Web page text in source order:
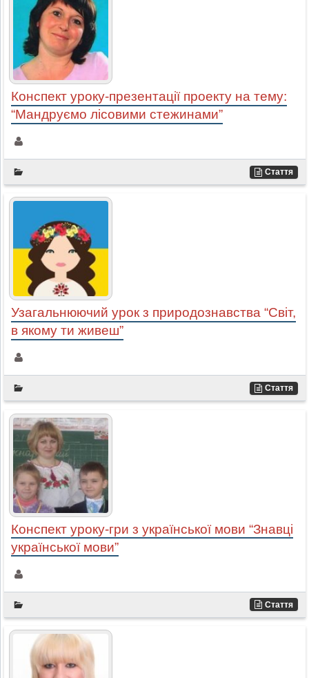
Конспект уроку-презентації проекту на тему:
“Мандруємо лісовими стежинами”
Стаття
Узагальнюючий урок з природознавства “Світ,
в якому ти живеш”
Стаття
Конспект уроку-гри з української мови “Знавці
української мови”
Стаття